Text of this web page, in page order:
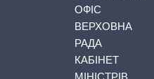
ОФІС
ВЕРХОВНА
РАДА
КАБІНЕТ